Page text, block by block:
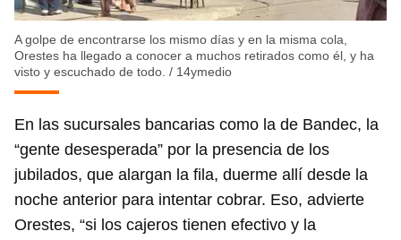
Para poder guardar como favorito, primero has de
iniciar sesión con tu cuenta de 14ymedio.
INICIAR SESIÓN CANCELAR
A golpe de encontrarse los mismo días y en la misma cola,
Orestes ha llegado a conocer a muchos retirados como él, y ha
visto y escuchado de todo. / 14ymedio
En las sucursales bancarias como la de Bandec, la
“gente desesperada” por la presencia de los
jubilados, que alargan la fila, duerme allí desde la
noche anterior para intentar cobrar. Eso, advierte
Orestes, “si los cajeros tienen efectivo y la